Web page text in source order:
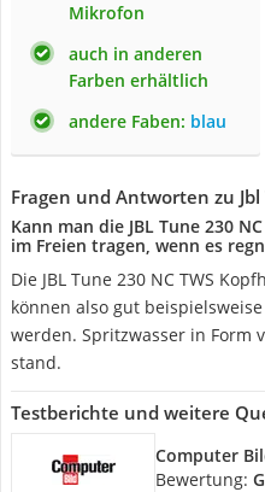
Mikrofon
auch in anderen
Farben erhältlich
andere Faben: blau
Fragen und Antworten zu Jbl
Kann man die JBL Tune 230
im Freien tragen, wenn es
Die JBL Tune 230 NC TWS
können also gut
werden. Spritzwasser in Form
stand.
Testberichte und weitere
Computer
Bewertung: